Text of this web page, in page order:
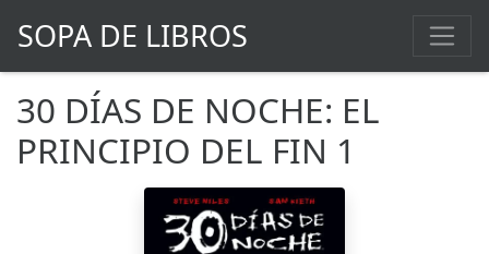
SOPA DE LIBROS
30 DÍAS DE NOCHE: EL
PRINCIPIO DEL FIN 1